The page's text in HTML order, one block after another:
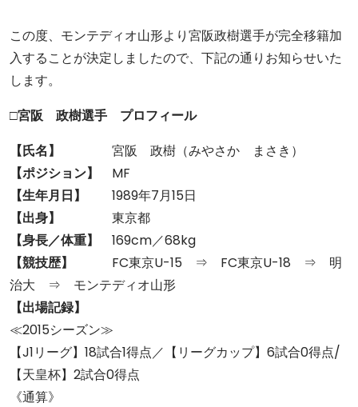
この度、モンテディオ山形より宮阪政樹選手が完全移籍加
入することが決定しましたので、下記の通りお知らせいた
します。
□宮阪 政樹選手 プロフィール
【氏名】
宮阪 政樹（みやさか まさき）
【ポジション】
MF
【生年月日】
1989年7月15日
【出身】
東京都
【身長／体重】
169cm／68kg
【競技歴】
FC東京U-15 ⇒ FC東京U-18 ⇒ 明
治大 ⇒ モンテディオ山形
【出場記録】
≪2015シーズン≫
【J1リーグ】18試合1得点／【リーグカップ】6試合0得点/
【天皇杯】2試合0得点
《通算》